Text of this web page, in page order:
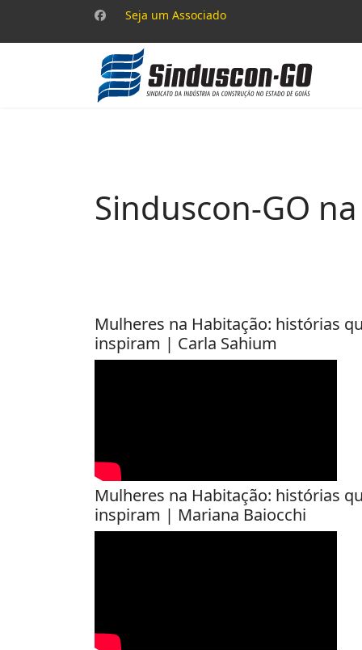
Seja um Associado
Sinduscon-GO
Mulheres na Habitação: histórias
inspiram | Carla Sahium
Mulheres na Habitação: histórias
inspiram | Mariana Baiocchi